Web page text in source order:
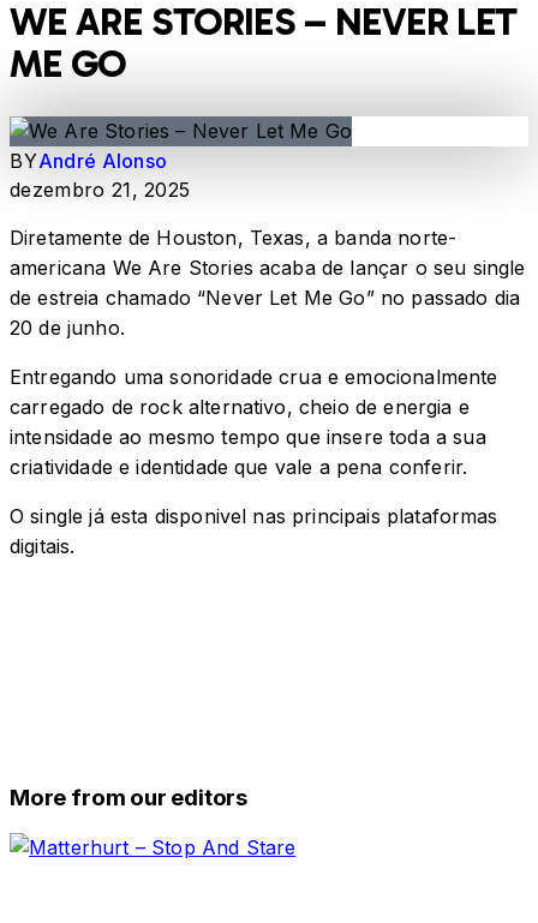
WE ARE STORIES – NEVER LET
ME GO
BYAndré Alonso
dezembro 21, 2025
Diretamente de Houston, Texas, a banda norte-
americana We Are Stories acaba de lançar o seu single
de estreia chamado “Never Let Me Go” no passado dia
20 de junho.
Entregando uma sonoridade crua e emocionalmente
carregado de rock alternativo, cheio de energia e
intensidade ao mesmo tempo que insere toda a sua
criatividade e identidade que vale a pena conferir.
O single já esta disponivel nas principais plataformas
digitais.
More from our editors